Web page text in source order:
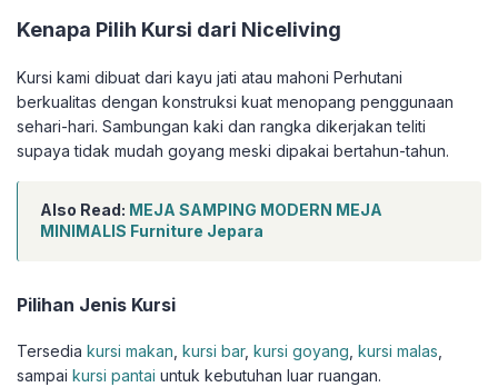
Kenapa Pilih Kursi dari Niceliving
Kursi kami dibuat dari kayu jati atau mahoni Perhutani
berkualitas dengan konstruksi kuat menopang penggunaan
sehari-hari. Sambungan kaki dan rangka dikerjakan teliti
supaya tidak mudah goyang meski dipakai bertahun-tahun.
Also Read: MEJA SAMPING MODERN MEJA
MINIMALIS Furniture Jepara
Pilihan Jenis Kursi
Tersedia kursi makan kursi bar, kursi goyang kursi malas
sampai kursi pantai untuk kebutuhan luar ruangan.